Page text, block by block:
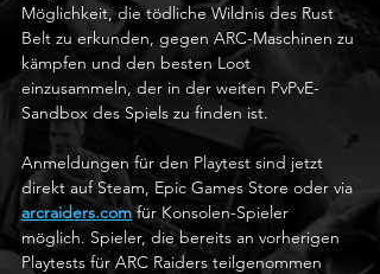
Möglichkeit, die tödliche Wildnis des Rust
Belt zu erkunden, gegen ARC-Maschinen zu
kämpfen und den besten Loot
einzusammeln, der in der weiten PvPvE-
Sandbox des Spiels zu finden ist.
Anmeldungen für den Playtest sind jetzt
direkt auf Steam, Epic Games Store oder via
arcraiders.com für Konsolen-Spieler
möglich. Spieler, die bereits an vorherigen
Playtests für ARC Raiders teilgenommen